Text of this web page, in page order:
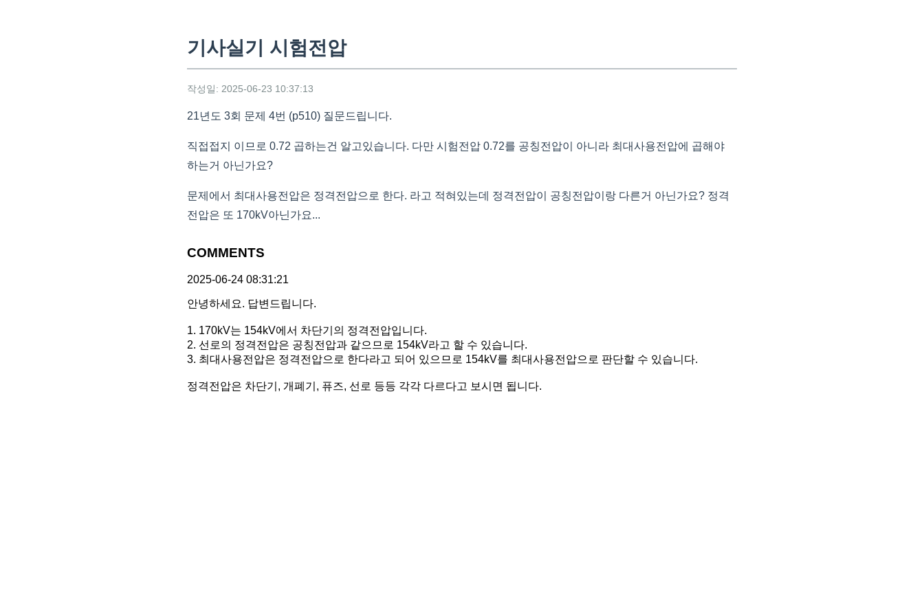
기사실기 시험전압
작성일: 2025-06-23 10:37:13
21년도 3회 문제 4번 (p510) 질문드립니다.
직접접지 이므로 0.72 곱하는건 알고있습니다. 다만 시험전압 0.72를 공칭전압이 아니라 최대사용전압에 곱해야
하는거 아닌가요?
문제에서 최대사용전압은 정격전압으로 한다. 라고 적혀있는데 정격전압이 공칭전압이랑 다른거 아닌가요? 정격
전압은 또 170kV아닌가요...
COMMENTS
2025-06-24 08:31:21
안녕하세요. 답변드립니다.
1. 170kV는 154kV에서 차단기의 정격전압입니다.
2. 선로의 정격전압은 공칭전압과 같으므로 154kV라고 할 수 있습니다.
3. 최대사용전압은 정격전압으로 한다라고 되어 있으므로 154kV를 최대사용전압으로 판단할 수 있습니다.
정격전압은 차단기, 개폐기, 퓨즈, 선로 등등 각각 다르다고 보시면 됩니다.